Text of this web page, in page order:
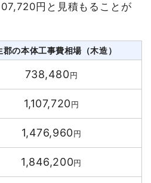
円と見積もることが
郡の本体工事費相場（木造）
738,480円
1,107,720円
1,476,960円
1,846,200円